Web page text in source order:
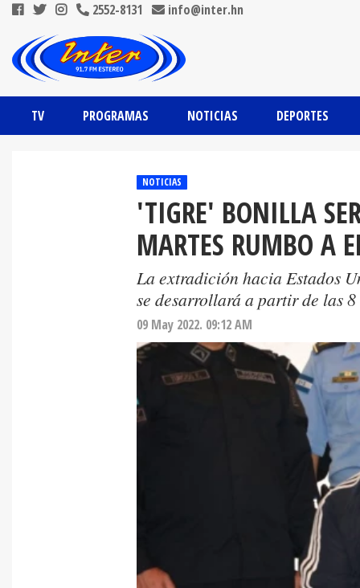
2552-8131 info@inter.hn
TV PROGRAMAS NOTICIAS DEPORTES
NOTICIAS
'TIGRE' BONILLA
MARTES RUMBO A
La extradición hacia Estados
se desarrollará a partir de las
09 May 2022. 09:12 AM